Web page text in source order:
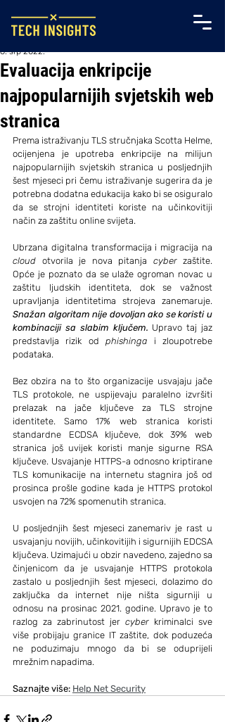
Evaluacija enkripcije
najpopularnijih svjetskih web
stranica
6. srp 2022.
Prema istraživanju TLS stručnjaka Scotta Helme,
ocijenjena je upotreba enkripcije na milijun
najpopularnijih svjetskih stranica u posljednjih
šest mjeseci pri čemu istraživanje sugerira da je
potrebna dodatna edukacija kako bi se osiguralo
da se strojni identiteti koriste na učinkovitiji
način za zaštitu online svijeta.
cloud otvorila je nova pitanja cyber zaštite.
Opće je poznato da se ulaže ogroman novac u
zaštitu ljudskih identiteta, dok se važnost
Snažan algoritam nije dovoljan ako se koristi u
kombinaciji sa slabim ključem. Upravo taj jaz
predstavlja rizik od phishinga i zloupotrebe
podataka.
Bez obzira na to što organizacije usvajaju jače
TLS protokole, ne uspijevaju paralelno izvršiti
prelazak na jače ključeve za TLS strojne
identitete. Samo 17% web stranica koristi
standardne ECDSA ključeve, dok 39% web
stranica još uvijek koristi manje sigurne RSA
ključeve. Usvajanje HTTPS-a odnosno kriptirane
TLS komunikacije na internetu stagnira još od
prosinca prošle godine kada je HTTPS protokol
usvojen na 72% spomenutih stranica.
U posljednjih šest mjeseci zanemariv je rast u
usvajanju novijih, učinkovitijih i sigurnijih EDCSA
ključeva. Uzimajući u obzir navedeno, zajedno sa
činjenicom da je usvajanje HTTPS protokola
zastalo u posljednjih šest mjeseci, dolazimo do
zaključka da internet nije ništa sigurniji u
odnosu na prosinac 2021. godine. Upravo je to
razlog za zabrinutost jer cyber kriminalci sve
više probijaju granice IT zaštite, dok poduzeća
ne poduzimaju mnogo da bi se oduprijeli
mrežnim napadima.
Saznajte više: Help Net Security